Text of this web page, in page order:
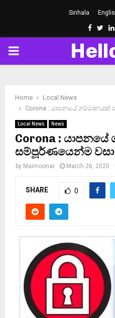
Sinhala
PRIMARY
Home
Local News
Corona : යාපනයේ
Local News News
Corona :
සම්පූර්ණයෙන්ම
by Maimoonar March 26, 2020
SHARE 0